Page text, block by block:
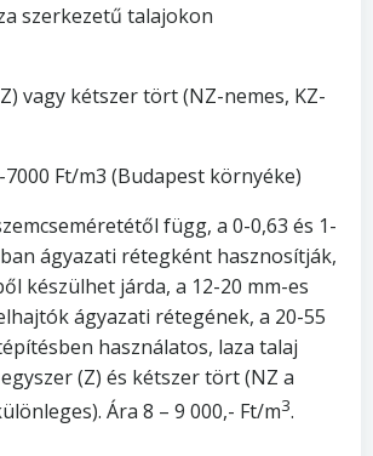
szerkezetű talajokon
vagy kétszer tört (NZ-nemes, KZ-
Ft/m3 (Budapest környéke)
függ, a 0-0,63 és 1-
ágyazati rétegként hasznosítják,
készülhet járda, a 12-20 mm-es
ágyazati rétegének, a 20-55
használatos, laza talaj
(Z) és kétszer tört (NZ a
Ára 8 – 9 000,- Ft/m3.